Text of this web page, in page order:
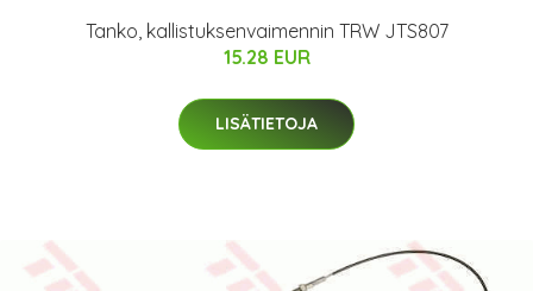
Tanko, kallistuksenvaimennin TRW JTS807
15.28 EUR
LISÄTIETOJA